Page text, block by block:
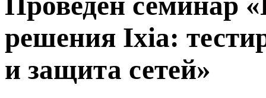
решения Ixia:
и защита сетей»